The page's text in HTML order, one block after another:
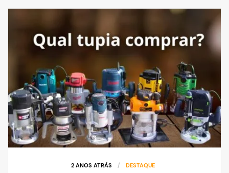
2 ANOS ATRÁS / DESTAQUE